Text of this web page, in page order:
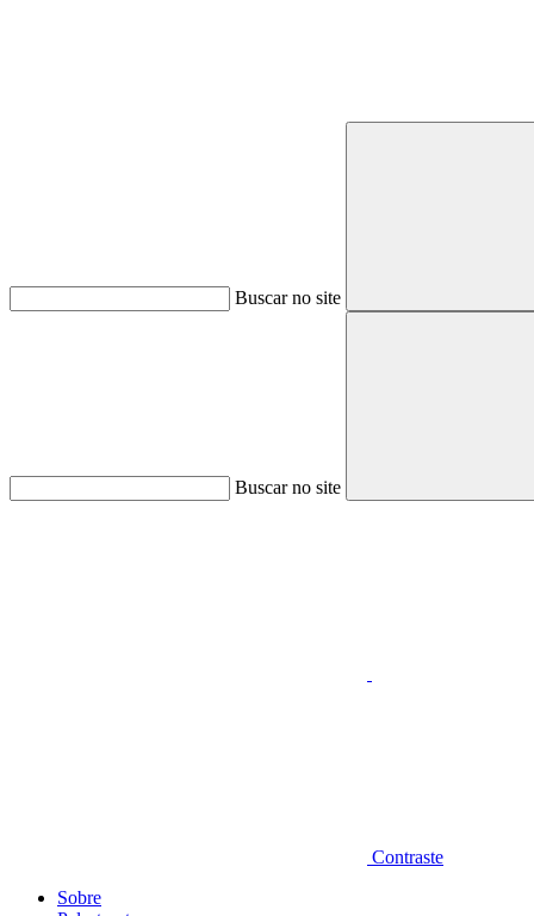
Buscar no site
Buscar no site
Contraste
Sobre